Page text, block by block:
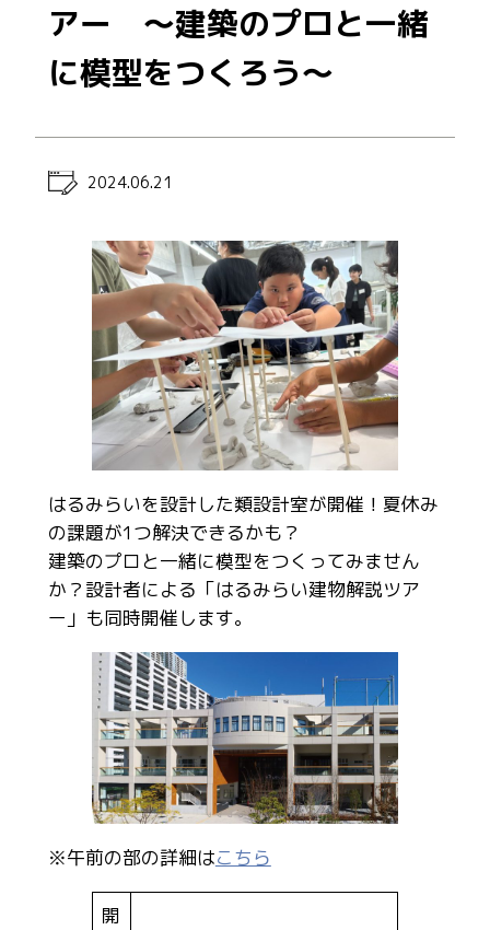
アー ～建築のプロと一緒
に模型をつくろう～
2024.06.21
はるみらいを設計した類設計室が開催！夏休み
の課題が1つ解決できるかも？
建築のプロと一緒に模型をつくってみません
か？設計者による「はるみらい建物解説ツア
ー」も同時開催します。
※午前の部の詳細はこちら
開